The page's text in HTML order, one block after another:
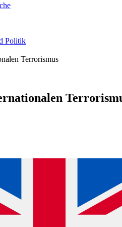
Politik
Terrorismus